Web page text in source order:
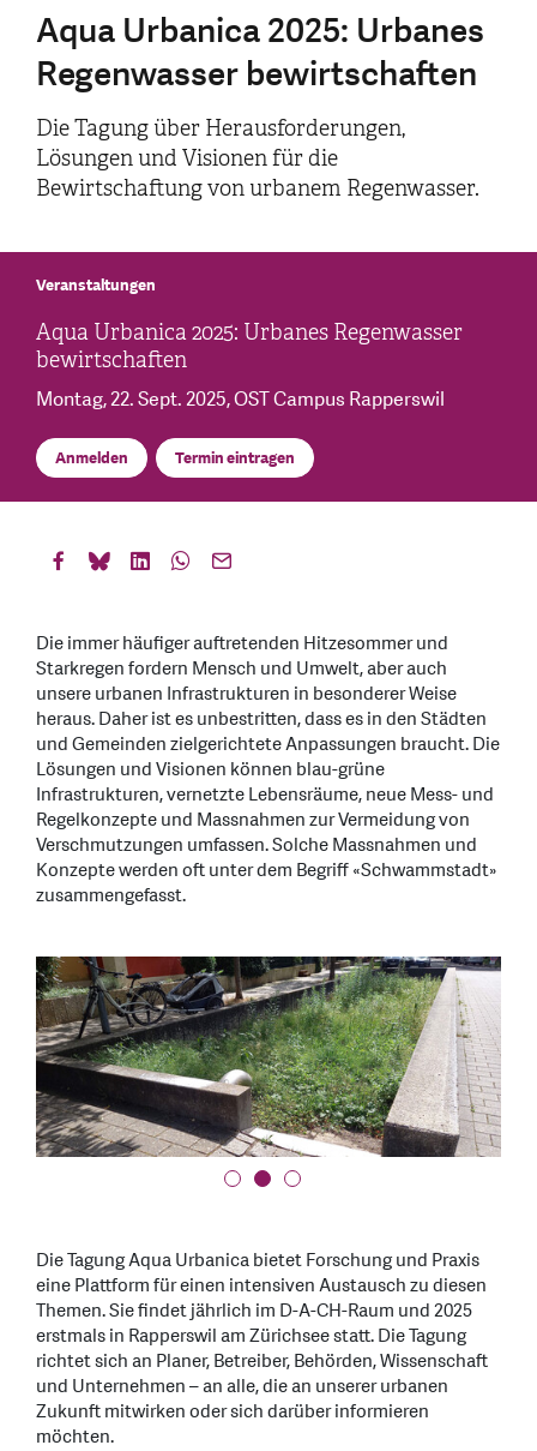
Aqua Urbanica 2025: Urbanes
Regenwasser bewirtschaften
Die Tagung über Herausforderungen,
Lösungen und Visionen für die
Bewirtschaftung von urbanem Regenwasser.
Veranstaltungen
Aqua Urbanica 2025: Urbanes Regenwasser
bewirtschaften
Montag, 22. Sept. 2025, OST Campus Rapperswil
Anmelden Termin eintragen
Die immer häufiger auftretenden Hitzesommer und
Starkregen fordern Mensch und Umwelt, aber auch
unsere urbanen Infrastrukturen in besonderer Weise
heraus. Daher ist es unbestritten, dass es in den Städten
und Gemeinden zielgerichtete Anpassungen braucht. Die
Lösungen und Visionen können blau-grüne
Infrastrukturen, vernetzte Lebensräume, neue Mess- und
Regelkonzepte und Massnahmen zur Vermeidung von
Verschmutzungen umfassen. Solche Massnahmen und
Konzepte werden oft unter dem Begriff «Schwammstadt»
zusammengefasst.
Die Tagung Aqua Urbanica bietet Forschung und Praxis
eine Plattform für einen intensiven Austausch zu diesen
Themen. Sie findet jährlich im D-A-CH-Raum und 2025
erstmals in Rapperswil am Zürichsee statt. Die Tagung
richtet sich an Planer, Betreiber, Behörden, Wissenschaft
und Unternehmen – an alle, die an unserer urbanen
Zukunft mitwirken oder sich darüber informieren
möchten.